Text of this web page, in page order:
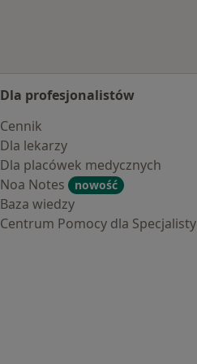
Dla profesjonalistów
Cennik
Dla lekarzy
Dla placówek medycznych
Noa Notes
nowość
Baza wiedzy
Centrum Pomocy dla Specjalisty